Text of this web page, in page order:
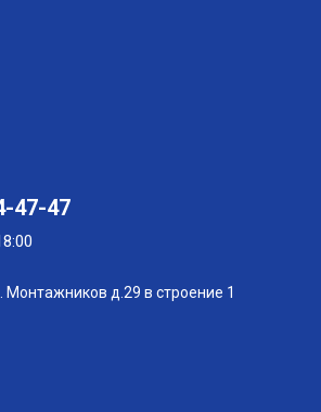
47-47
Монтажников д.29 в строение 1